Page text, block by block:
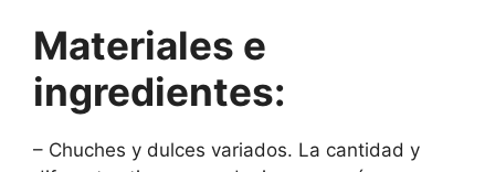
Materiales e
ingredientes:
– Chuches y dulces variados. La cantidad y